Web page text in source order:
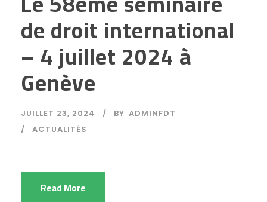
de droit international
– 4 juillet 2024 à
Genève
JUILLET 23, 2024 BY ADMINFDT
ACTUALITÉS
Read More